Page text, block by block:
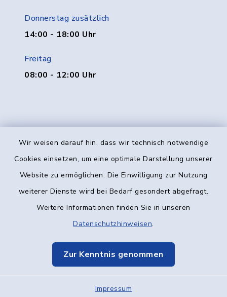
Wir weisen darauf hin, dass wir technisch notwendige
Cookies einsetzen, um eine optimale Darstellung unserer
Website zu ermöglichen. Die Einwilligung zur Nutzung
weiterer Dienste wird bei Bedarf gesondert abgefragt.
Weitere Informationen finden Sie in unseren
Datenschutzhinweisen.
Zur Kenntnis genommen
Impressum
Donnerstag zusätzlich
14:00 - 18:00 Uhr
Freitag
08:00 - 12:00 Uhr
Kontakt
Datenschutz
Elektronische Kommunikation
Sitemap